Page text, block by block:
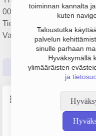
toiminnan kannalta
kuten
Taloustutka
palvelun
sinulle parhaan
Hyväksymällä
ylimääräisten
ja
000 € ja henkilöstömäärä
Tieliikenteen
Vantaa. Yrityksen
Perustiedot